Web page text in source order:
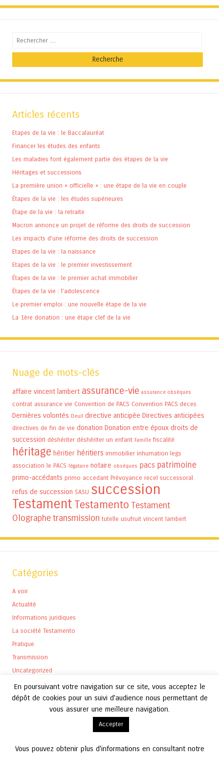
Recherche
Articles récents
Etapes de la vie : le Baccalauréat
Financer les études des enfants
Les maladies font également partie des étapes de la vie
Héritages et successions
La première union « officielle » : une étape de la vie en couple
Étapes de la vie : les études supérieures
Étape de la vie : la retraite
Macron annonce un projet de réforme des droits de succession
Les impacts d’une réforme des droits de succession
Etapes de la vie : la naissance
Etapes de la vie : le premier investissement
Étapes de la vie : le premier achat immobilier
Étapes de la vie : l’adolescence
Le premier emploi : une nouvelle étape de la vie
La 1ère donation : une étape clef de la vie
Nuage de mots-clés
affaire vincent lambert assurance-vie assurance obsèques
contrat assurance vie Convention de PACS Convention PACS deces
Dernières volontés Deuil directive anticipée Directives anticipées
directives de fin de vie donation Donation entre époux droits de
succession déshériter déshériter un enfant Famille fiscalité
héritage héritier héritiers immobilier inhumation legs
association le PACS légataire notaire obsèques pacs patrimoine
primo-accédants primo accedant Prévoyance recel successoral
refus de succession SASU succession
Testament Testamento Testament
Olographetransmission tutelle usufruit vincent lambert
Catégories
A voir
Actualité
Informations juridiques
La société Testamento
Pratique
Transmission
Uncategorized
En poursuivant votre navigation sur ce site, vous acceptez le
dépôt de cookies pour un suivi d'audience nous permettant de
vous assurer une meilleure navigation.
Accepter
Vous pouvez obtenir plus d'informations en consultant notre